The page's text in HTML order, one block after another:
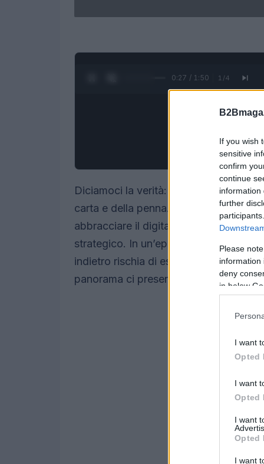
If you wish
sensitive
confirm
continue
information
further
Please
information
deny
in below
I want
Opted
I want
Opted
I want
Opted
I want
0:28 / 1:50 1 /4
Diciamoci la verità: nel mondo
carta e della penna. Le aziende che
abbracciare il digitale, non solo come
strategico. In un’epoca in cui la
indietro rischia di estinguersi. Ma
panorama ci presenta?